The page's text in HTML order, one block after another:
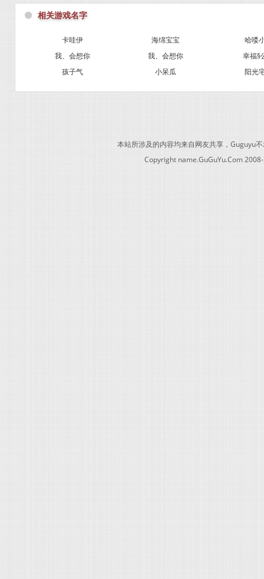
⚫ 相关游戏名字
卡哇伊 海绵宝宝
哈喽
我、会想你
我、会想你
幸福§
孩子气
小呆瓜 阳光
本站所涉及的内容均来自网友共享，Guguyu
Copyright name.GuGuYu.Com